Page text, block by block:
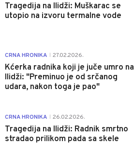
Tragedija na Ilidži: Muškarac se
utopio na izvoru termalne vode
CRNA HRONIKA 27.02.2026.
Kćerka radnika koji je juče umro na
Ilidži: "Preminuo je od srčanog
udara, nakon toga je pao"
CRNA HRONIKA 26.02.2026.
Tragedija na Ilidži: Radnik smrtno
stradao prilikom pada sa skele